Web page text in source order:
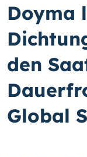
Doyma
den
Global